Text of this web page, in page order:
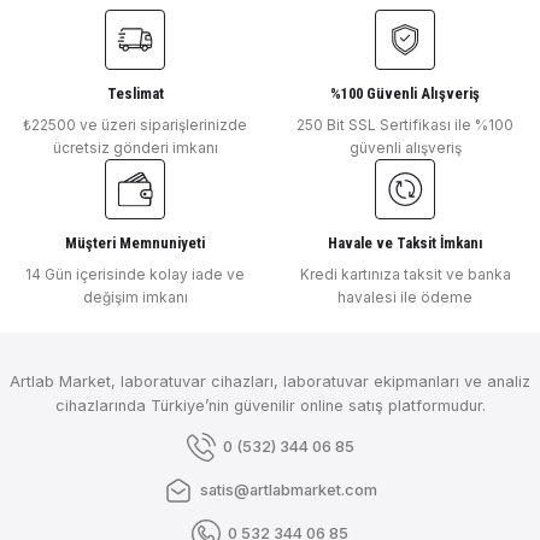
Mettler Toledo
Mettler Toledo Sevendirect Masa Tipi Ph/ İletkenlik /Tds/Tuzluluk Ölçer
₺ 291.708
Mettler Toledo Sevendirect Masa Tipi Ph/İletkenlik /Tds/Tuzluluk Ölçer (
Teslimat
₺22500 ve üzeri siparişlerinizde
ücretsiz gönderi imkanı
%100 Güvenli Alışveriş
250 Bit SSL Sertifikası ile %100
güvenli alışveriş
Müşteri Memnuniyeti
14 Gün içerisinde kolay iade ve
değişim imkanı
Havale ve Taksit İmkanı
Kredi kartınıza taksit ve banka
havalesi ile ödeme
Artlab Market, laboratuvar cihazları, laboratuvar ekipmanları ve analiz
cihazlarında Türkiye’nin güvenilir online satış platformudur.
0 (532) 344 06 85
satis@artlabmarket.com
0 532 344 06 85